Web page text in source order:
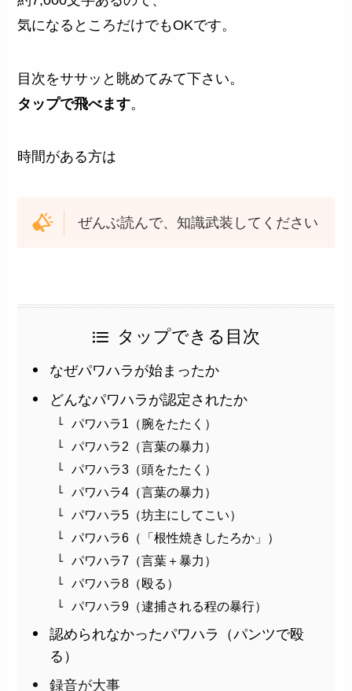
気になるところだけでもOKです。
目次をササッと眺めてみて下さい。
タップで飛べます。
時間がある方は
ぜんぶ読んで、知識武装してください
タップできる目次
なぜパワハラが始まったか
どんなパワハラが認定されたか
パワハラ1（腕をたたく）
パワハラ2（言葉の暴力）
パワハラ3（頭をたたく）
パワハラ4（言葉の暴力）
パワハラ5（坊主にしてこい）
パワハラ6（「根性焼きしたろか」）
パワハラ7（言葉＋暴力）
パワハラ8（殴る）
パワハラ9（逮捕される程の暴行）
認められなかったパワハラ（パンツで殴
る）
録音が大事